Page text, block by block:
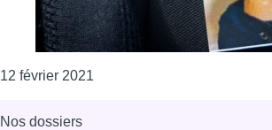
12 février 2021
Nos dossiers